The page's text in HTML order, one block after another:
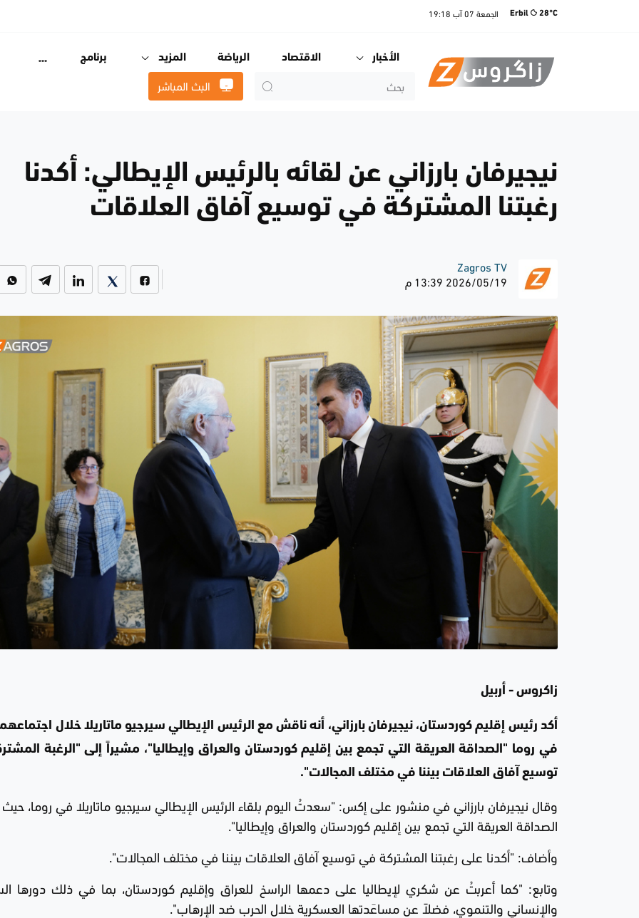
Erbil 28°C الجمعة 07 آب 19:18
الأخبار الاقتصاد الرياضة المزيد برنامج
البث المباشر
نيجيرفان بارزاني عن لقائه بالرئيس الإيطالي: أكدنا
رغبتنا المشتركة في توسيع آفاق العلاقات
Zagros TV
2026/05/19 13:39 م
زاكروس - أربيل
أكد رئيس إقليم كوردستان، نيجيرفان بارزاني، أنه ناقش مع الرئيس الإيطالي سيرجيو ماتاريلا خلال
في روما "الصداقة العريقة التي تجمع بين إقليم كوردستان والعراق وإيطاليا"، مشيراً إلى "الرغبة
توسيع آفاق العلاقات بيننا في مختلف المجالات".
وقال نيجيرفان بارزاني في منشور على إكس: "سعدتُ اليوم بلقاء الرئيس الإيطالي سيرجيو ماتاريلا في روما،
الصداقة العريقة التي تجمع بين إقليم كوردستان والعراق وإيطاليا".
وأضاف: "أكدنا على رغبتنا المشتركة في توسيع آفاق العلاقات بيننا في مختلف المجالات".
وتابع: "كما أعربتُ عن شكري لإيطاليا على دعمها الراسخ للعراق وإقليم كوردستان، بما في ذلك دورها
والإنساني والتنموي، فضلاً عن مساعَدتها العسكرية خلال الحرب ضد الإرهاب".